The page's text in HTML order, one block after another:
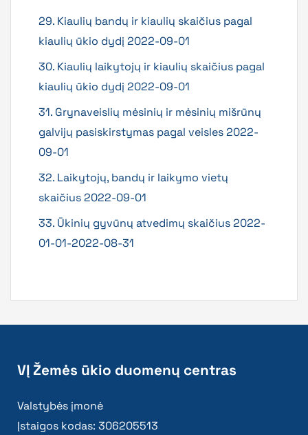
29. Kiaulių bandų ir kiaulių skaičius pagal
kiaulių ūkio dydį 2022-09-01
30. Kiaulių laikytojų ir kiaulių skaičius pagal
kiaulių ūkio dydį 2022-09-01
31. Grynaveislių mėsinių ir mėsinių mišrūnų
galvijų pasiskirstymas pagal veisles 2022-
09-01
32. Laikytojų, bandų ir laikymo vietų
skaičius 2022-09-01
33. Ūkinių gyvūnų atvedimų skaičius 2022-
01-01-2022-08-31
VĮ Žemės ūkio duomenų centras
Valstybės įmonė
Įstaigos kodas: 306205513